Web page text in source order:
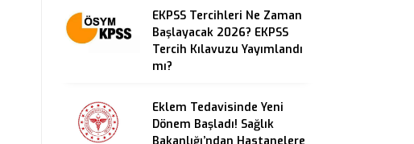
EKPSS Tercihleri Ne Zaman
Başlayacak 2026? EKPSS
Tercih Kılavuzu Yayımlandı
mı?
Eklem Tedavisinde Yeni
Dönem Başladı! Sağlık